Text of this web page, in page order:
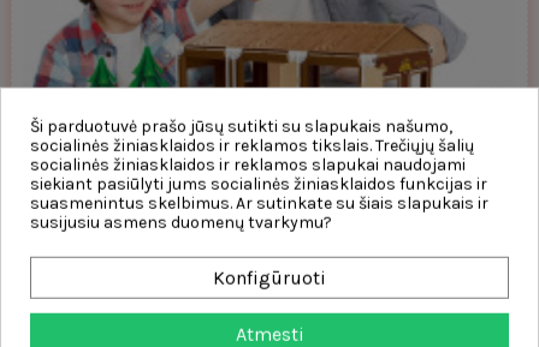
WOOPIE Mažojo ūkininko XL ūkio figūrėlių rinkinys
18,30 €
Į krepšelį
Ši parduotuvė prašo jūsų sutikti su slapukais našumo,
socialinės žiniasklaidos ir reklamos tikslais. Trečiųjų šalių
socialinės žiniasklaidos ir reklamos slapukai naudojami
siekiant pasiūlyti jums socialinės žiniasklaidos funkcijas ir
suasmenintus skelbimus. Ar sutinkate su šiais slapukais ir
susijusiu asmens duomenų tvarkymu?
Konfigūruoti
Atmesti